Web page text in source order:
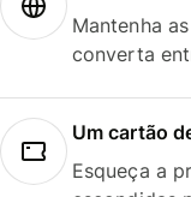
Mantenha
converta
Um cartão
Esqueça a